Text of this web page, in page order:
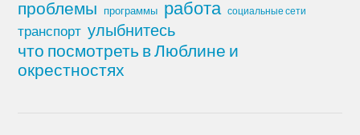
проблемы программы работа социальные сети
транспорт улыбнитесь
что посмотреть в Люблине и
окрестностях